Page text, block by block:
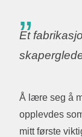
Et
Å lære seg å
opplevdes
mitt første